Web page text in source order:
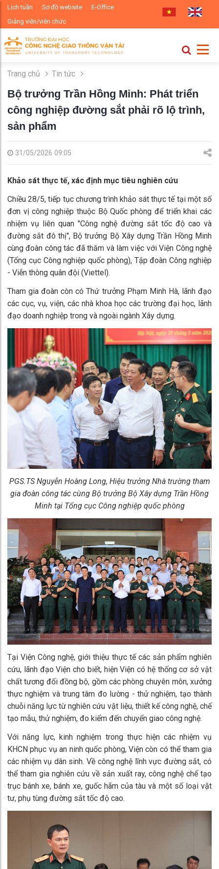
Lịch tuần Sơ đồ website
E-Office
Giảng viên/viên chức
Trang chủ Tin tức
Bộ trưởng Trần Hồng Minh: Phát triển
công nghiệp đường sắt phải rõ lộ trình,
sản phẩm
31/05/2026 09:05
Khảo sát thực tế, xác định mục tiêu nghiên cứu
Chiều 28/5, tiếp tục chương trình khảo sát thực tế tại một số
đơn vị công nghiệp thuộc Bộ Quốc phòng để triển khai các
nhiệm vụ liên quan "Công nghệ đường sắt tốc độ cao và
đường sắt đô thị", Bộ trưởng Bộ Xây dựng Trần Hồng Minh
cùng đoàn công tác đã thăm và làm việc với Viện Công nghệ
(Tổng cục Công nghiệp quốc phòng), Tập đoàn Công nghiệp
- Viễn thông quân đội (Viettel).
Tham gia đoàn còn có Thứ trưởng Phạm Minh Hà, lãnh đạo
các cục, vụ, viện, các nhà khoa học các trường đại học, lãnh
đạo doanh nghiệp trong và ngoài ngành Xây dựng.
PGS.TS Nguyễn Hoàng Long, Hiệu trưởng Nhà trường tham
gia đoàn công tác cùng Bộ trưởng Bộ Xây dựng Trần Hồng
Minh tại Tổng cục Công nghiệp quốc phòng
Tại Viện Công nghệ, giới thiệu thực tế các sản phẩm nghiên
cứu, lãnh đạo Viện cho biết, hiện Viện có hệ thống cơ sở vật
chất tương đối đồng bộ, gồm các phòng chuyên môn, xưởng
thực nghiệm và trung tâm đo lường - thử nghiệm, tạo thành
chuỗi năng lực từ nghiên cứu vật liệu, thiết kế công nghệ, chế
tạo mẫu, thử nghiệm, đo kiểm đến chuyển giao công nghệ.
Với năng lực, kinh nghiệm trong thực hiện các nhiệm vụ
KHCN phục vụ an ninh quốc phòng, Viện còn có thể tham gia
các nhiệm vụ dân sinh. Về công nghệ lĩnh vực đường sắt, có
thể tham gia nghiên cứu về sản xuất ray, công nghệ chế tạo
trục bánh xe, bánh xe, guốc hãm của tàu và một số loại vật
tư, phụ tùng đường sắt tốc độ cao.